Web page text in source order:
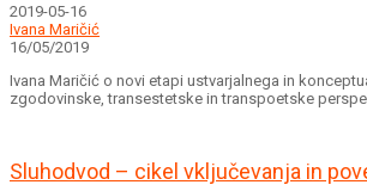
2019-05-16
Ivana Maričić
16/05/2019
Ivana Maričić o novi etapi ustvarjalnega in
zgodovinske, transestetske in transpoetske
Sluhodvod – cikel vključevanja in